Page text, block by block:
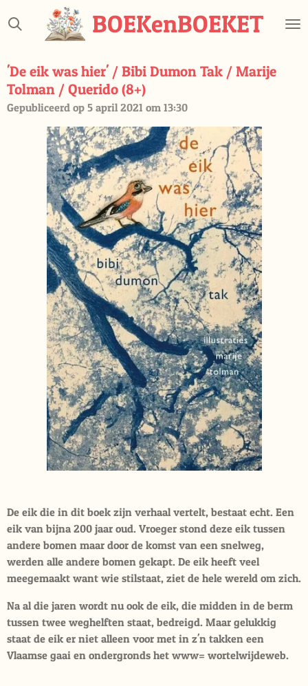
direct
de
hoofdinhoud
BOEKenBOEKET
'De eik was hier' / Bibi Dumon Tak / Marije
Tolman / Querido (8+)
Gepubliceerd op 5 april 2021 om 13:30
De eik die in dit boek zijn verhaal vertelt, bestaat echt. Een
eik van bijna 200 jaar oud. Vroeger stond deze eik tussen
andere bomen maar door de komst van een snelweg,
werden alle andere bomen gekapt. De eik heeft veel
meegemaakt want wie stilstaat, ziet de hele wereld om zich.
Na al die jaren wordt nu ook de eik, die midden in de berm
tussen twee weghelften staat, bedreigd. Maar gelukkig
staat de eik er niet alleen voor met in z'n takken een
Vlaamse gaai en ondergronds het www= wortelwijdeweb.